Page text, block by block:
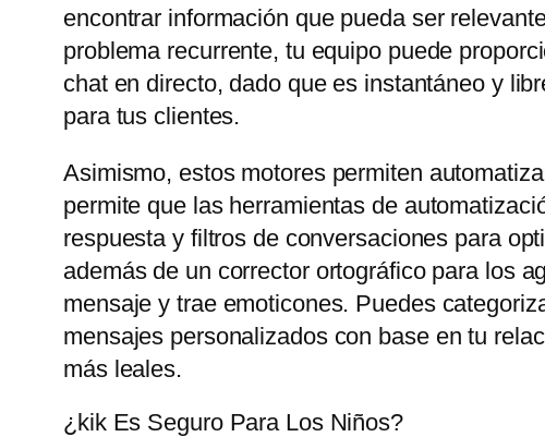
encontrar información que pueda ser
problema recurrente, tu equipo puede
chat en directo, dado que es instantáneo y
para tus clientes.
Asimismo, estos motores permiten
permite que las herramientas de
respuesta y filtros de conversaciones para
además de un corrector ortográfico para los
mensaje y trae emoticones. Puedes
mensajes personalizados con base ​​en tu
más leales.
¿kik Es Seguro Para Los Niños?